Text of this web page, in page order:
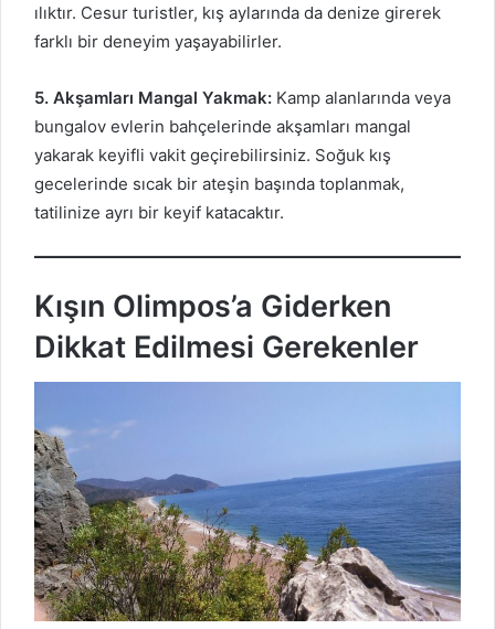
ılıktır. Cesur turistler, kış aylarında da denize girerek
farklı bir deneyim yaşayabilirler.
5. Akşamları Mangal Yakmak: Kamp alanlarında veya
bungalov evlerin bahçelerinde akşamları mangal
yakarak keyifli vakit geçirebilirsiniz. Soğuk kış
gecelerinde sıcak bir ateşin başında toplanmak,
tatilinize ayrı bir keyif katacaktır.
Kışın Olimpos’a Giderken
Dikkat Edilmesi Gerekenler